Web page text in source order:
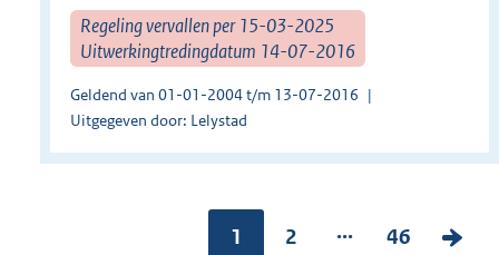
Regeling vervallen per 15-03-2025
Uitwerkingtredingdatum 14-07-2016
Geldend van 01-01-2004 t/m 13-07-2016
Uitgegeven door: Lelystad
Pagina:
1
P
2 ...
P
46
V